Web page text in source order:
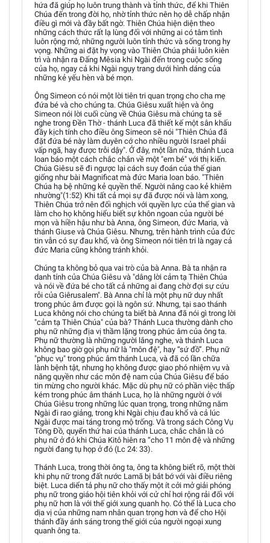
hứa đã giúp họ luôn trung thành và tỉnh thức, để khi Thiên
Chúa đến trong đời họ, nhờ tỉnh thức nên họ dễ chấp nhận
điều gì mới và đầy bất ngờ. Thiên Chúa hiện diện theo
những cách thức rất lạ lùng đối với những ai có tâm tình
luôn rộng mở, những người luôn tỉnh thức và sống trong hy
vọng. Những ai đặt hy vọng vào Thiên Chúa phải luôn kiên
trì và nhận ra Đấng Mêsia khi Ngài đến trong cuộc sống
của họ, ngay cả khi Ngài ngụy trang dưới hình dáng của
những kẻ yếu hèn và bé mọn.
Ông Simeon có nói một lời tiên tri quan trọng cho cha mẹ
đứa bé và cho chúng ta. Chúa Giêsu xuất hiện và ông
Simeon nói lời cuối cùng về Chúa Giêsu mà chúng ta sẽ
nghe trong Đền Thờ - thánh Luca đã thiết kế một sân khấu
đầy kịch tính cho điều ông Simeon sẽ nói "Thiên Chúa đã
đặt đứa bé này làm duyên cớ cho nhiều người Israel phải
vấp ngã, hay được trỗi dậy". Ở đây, một lần nữa, thánh Luca
loan báo một cách chắc chắn về một "em bé" với thị kiến.
Chúa Giêsu sẽ đi ngược lại cách suy đoán của thế gian
giống như bài Magnificat mà đức Maria loan báo. "Thiên
Chúa hạ bệ những kẻ quyền thế. Người nâng cao kẻ khiêm
nhường"(1:52) Khi tất cả mọi sự đã được nói và làm xong,
Thiên Chúa trở nên đối nghịch với quyền lực của thế gian và
làm cho họ không hiểu biết sự khôn ngoan của người bé
mọn và hiền hậu như bà Anna, ông Simeon, đức Maria, và
thánh Giuse và Chúa Giêsu. Nhưng, trên hành trình của đức
tin vẫn có sự đau khổ, và ông Simeon nói tiên tri là ngay cả
đức Maria cũng không tránh khỏi.
Chúng ta không bỏ qua vai trò của bà Anna. Bà ta nhận ra
danh tính của Chúa Giêsu và "dâng lời cảm tạ Thiên Chúa
và nói về đứa bé cho tất cả những ai đang chờ đợi sự cứu
rỗi của Giêrusalem". Bà Anna chỉ là một phụ nữ duy nhất
trong phúc âm được gọi là ngôn sứ. Nhưng, tại sao thánh
Luca không nói cho chúng ta biết bà Anna đã nói gì trong lời
"cảm tạ Thiên Chúa" của bà? Thánh Luca thường dành cho
phụ nữ những địa vị thầm lặng trong phúc âm của ông ta.
Phụ nữ thường là những người lắng nghe, và thánh Luca
không bao giờ gọi phụ nữ là "môn đệ", hay “sứ đồ”. Phụ nữ
"phục vụ" trong phúc âm thánh Luca, và đã có lần chữa
lành bệnh tật, nhưng họ không được giao phó nhiệm vụ và
năng quyền như các môn đệ nam của Chúa Giêsu để báo
tin mừng cho người khác. Mặc dù phụ nữ có phần việc thấp
kém trong phúc âm thánh Luca, họ là những người ở với
Chúa Giêsu trong những lúc quan trọng, trong những năm
Ngài đi rao giảng, trong khi Ngài chịu đau khổ và cả lúc
Ngài được mai táng trong mộ trống. Và trong sách Công Vụ
Tông Đồ, quyển thứ hai của thánh Luca, chắc chắn là có
phụ nữ ở đó khi Chúa Kitô hiên ra “cho 11 môn đệ và những
người đang tụ họp ở đó (Lc 24: 33).
Thánh Luca, trong thời ông ta, ông ta không biết rõ, một thời
khi phụ nữ trong đất nước Lamã bị bắt bớ với vài điều riêng
biệt. Luca diển tả phụ nữ cho thấy một ít cởi mở giải phóng
phụ nữ trong giáo hội tiên khỏi với cử chỉ hơi rộng rải đối với
phụ nữ hơn là với thế giới xung quanh họ. Có thể là Luca cho
dịa vị của những nam nhân quan trọng hơn và để cho Hội
thánh đầy ánh sáng trong thế giới của người ngoại xung
quanh ông ta.